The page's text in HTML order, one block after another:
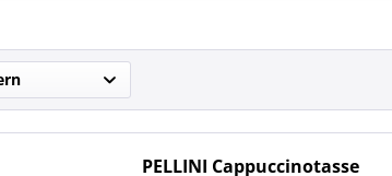
PELLINI Cappuccinotasse